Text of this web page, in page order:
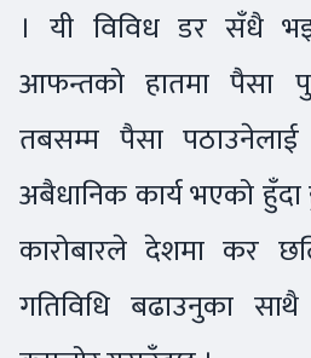
। यी विविध डर सँधै
आफन्तको हातमा पैसा
तबसम्म पैसा
अबैधानिक कार्य भएको हुँदा
कारोबारले देशमा कर
गतिविधि बढाउनुका साथै